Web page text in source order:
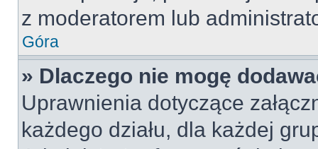
z moderatorem lub
Góra
» Dlaczego nie mogę
Uprawnienia dotyczące
każdego działu, dla każdej